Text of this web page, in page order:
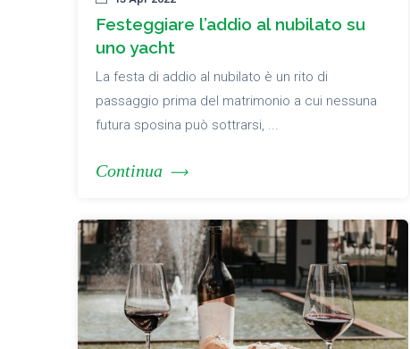
Festeggiare l’addio al nubilato su
uno yacht
La festa di addio al nubilato è un rito di
passaggio prima del matrimonio a cui nessuna
futura sposina può sottrarsi, ...
Continua